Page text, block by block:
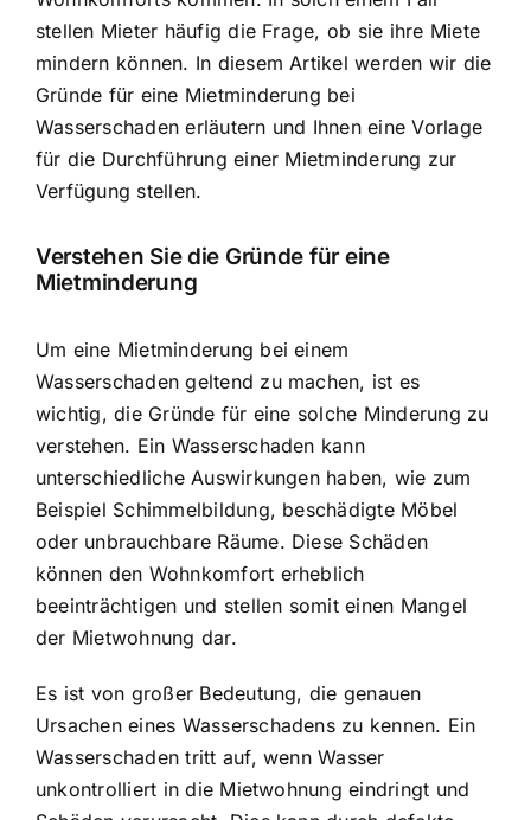
stellen Mieter häufig die Frage, ob sie ihre Miete
mindern können. In diesem Artikel werden wir die
Gründe für eine Mietminderung bei
Wasserschaden erläutern und Ihnen eine Vorlage
für die Durchführung einer Mietminderung zur
Verfügung stellen.
Verstehen Sie die Gründe für eine
Mietminderung
Um eine Mietminderung bei einem
Wasserschaden geltend zu machen, ist es
wichtig, die Gründe für eine solche Minderung zu
verstehen. Ein Wasserschaden kann
unterschiedliche Auswirkungen haben, wie zum
Beispiel Schimmelbildung, beschädigte Möbel
oder unbrauchbare Räume. Diese Schäden
können den Wohnkomfort erheblich
beeinträchtigen und stellen somit einen Mangel
der Mietwohnung dar.
Es ist von großer Bedeutung, die genauen
Ursachen eines Wasserschadens zu kennen. Ein
Wasserschaden tritt auf, wenn Wasser
unkontrolliert in die Mietwohnung eindringt und